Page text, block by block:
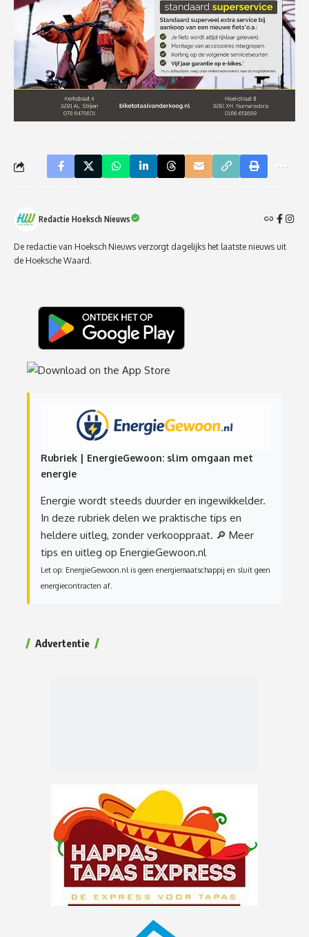
Redactie Hoeksch Nieuws
De redactie van Hoeksch Nieuws verzorgt dagelijks het laatste nieuws uit
de Hoeksche Waard.
Rubriek | EnergieGewoon: slim omgaan met
energie
Energie wordt steeds duurder en ingewikkelder.
In deze rubriek delen we praktische tips en
heldere uitleg, zonder verkooppraat. 🔎 Meer
tips en uitleg op EnergieGewoon.nl
Let op: EnergieGewoon.nl is geen energiemaatschappij en sluit geen
energiecontracten af.
Advertentie